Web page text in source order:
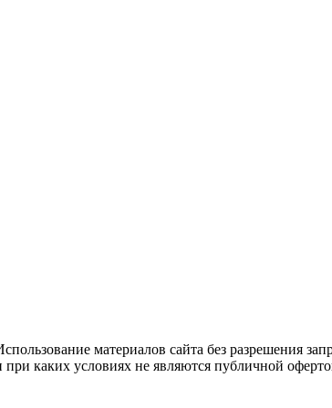
материалов сайта без разрешения
каких условиях не являются публичной